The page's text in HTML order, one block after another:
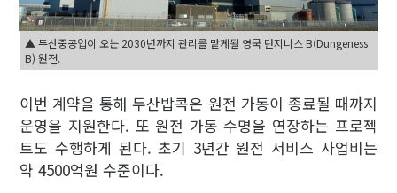
▲ 두산중공업이 오는 2030년까지 관리를 맡게될 영국 던지니스 B(Dungeness
B) 원전.
이번 계약을 통해 두산밥콕은 원전 가동이 종료될 때까지
운영을 지원한다. 또 원전 가동 수명을 연장하는 프로젝
트도 수행하게 된다. 초기 3년간 원전 서비스 사업비는
약 4500억원 수준이다.